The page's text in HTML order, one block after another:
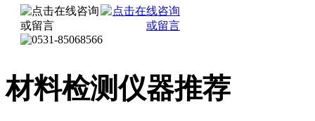
材料检测仪器推荐